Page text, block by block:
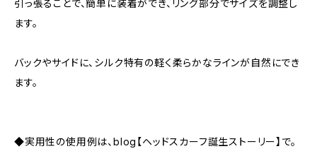
引っ張ることで、簡単に装着ができ、リング部分でサイズを調整し
ます。
バックやサイドに、シルク特有の軽く柔らかなラインが自然にでき
ます。
◆実用性の使用例は、blog【ヘッドスカーフ誕生ストーリー】で。